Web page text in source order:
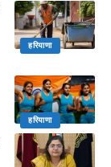
हरियाणा
हरियाणा